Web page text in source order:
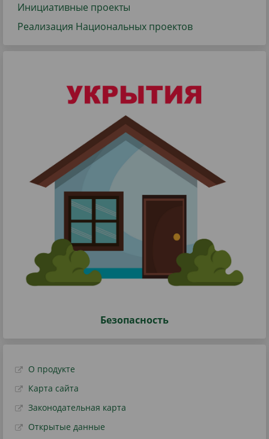
Инициативные проекты
Реализация Национальных проектов
Безопасность
О продукте
Карта сайта
Законодательная карта
Открытые данные